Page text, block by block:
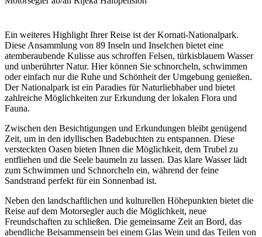
Ein weiteres Highlight Ihrer Reise ist der Kornati-Nationalpark.
Diese Ansammlung von 89 Inseln und Inselchen bietet eine
atemberaubende Kulisse aus schroffen Felsen, türkisblauem Wasser
und unberührter Natur. Hier können Sie schnorcheln, schwimmen
oder einfach nur die Ruhe und Schönheit der Umgebung genießen.
Der Nationalpark ist ein Paradies für Naturliebhaber und bietet
zahlreiche Möglichkeiten zur Erkundung der lokalen Flora und
Fauna.
Zwischen den Besichtigungen und Erkundungen bleibt genügend
Zeit, um in den idyllischen Badebuchten zu entspannen. Diese
versteckten Oasen bieten Ihnen die Möglichkeit, dem Trubel zu
entfliehen und die Seele baumeln zu lassen. Das klare Wasser lädt
zum Schwimmen und Schnorcheln ein, während der feine
Sandstrand perfekt für ein Sonnenbad ist.
Neben den landschaftlichen und kulturellen Höhepunkten bietet die
Reise auf dem Motorsegler auch die Möglichkeit, neue
Freundschaften zu schließen. Die gemeinsame Zeit an Bord, das
abendliche Beisammensein bei einem Glas Wein und das Teilen von